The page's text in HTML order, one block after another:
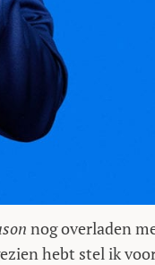
nog overladen
hebt stel ik